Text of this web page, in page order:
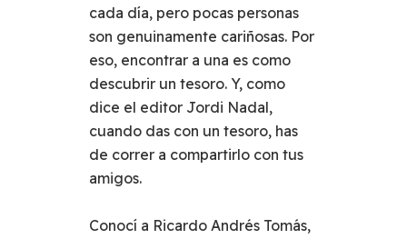
cada día, pero pocas personas
son genuinamente cariñosas. Por
eso, encontrar a una es como
descubrir un tesoro. Y, como
dice el editor Jordi Nadal,
cuando das con un tesoro, has
de correr a compartirlo con tus
amigos.
Conocí a Ricardo Andrés Tomás,